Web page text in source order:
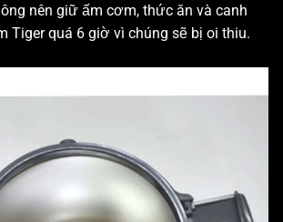
nên giữ ấm cơm, thức ăn và canh
Tiger quá 6 giờ vì chúng sẽ bị oi thiu.